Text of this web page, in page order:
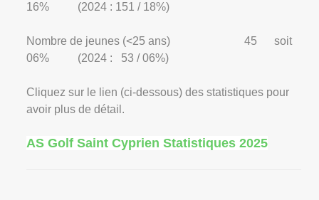
16%
(2024 : 151 / 18%)
Nombre de jeunes (<25 ans) 45
soit
06%
(2024 : 53 / 06%)
Cliquez sur le lien (ci-dessous) des statistiques pour
avoir plus de détail.
AS Golf Saint Cyprien Statistiques 2025